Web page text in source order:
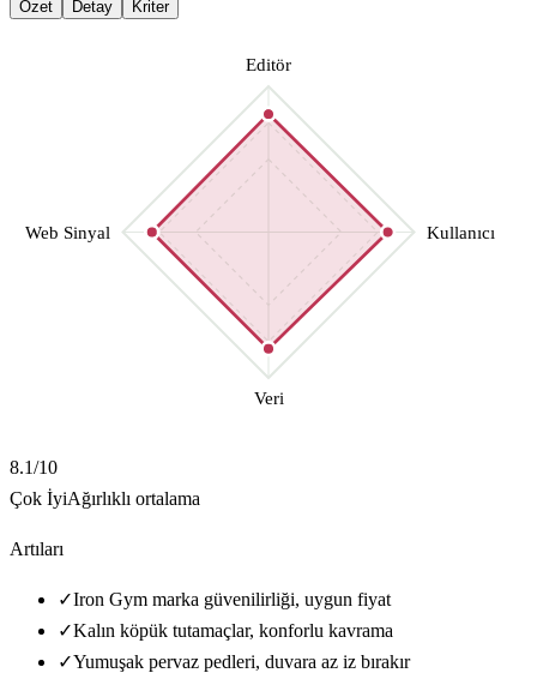
Özet Detay Kriter
Editör
Kullanıcı
Veri
Web Sinyal
8.1/10
Çok İyiAğırlıklı ortalama
Artıları
✓Iron Gym marka güvenilirliği, uygun fiyat
✓Kalın köpük tutamaçlar, konforlu kavrama
✓Yumuşak pervaz pedleri, duvara az iz bırakır